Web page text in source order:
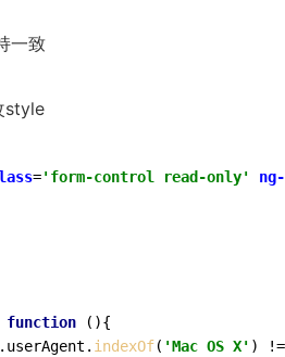
一致
style
='form-control read-only'
function ( ){
indexOf( 'Mac OS X' )